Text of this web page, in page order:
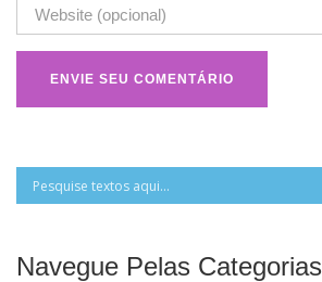
Navegue Pelas Categorias